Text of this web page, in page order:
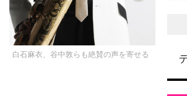
白石麻衣、谷中敦らも絶賛の声を寄せる